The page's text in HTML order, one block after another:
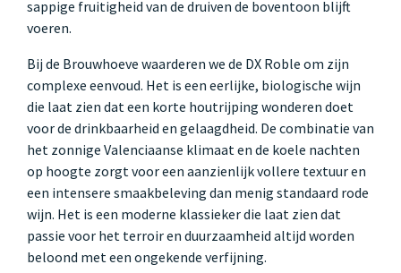
sappige fruitigheid van de druiven de boventoon blijft
voeren.
Bij de Brouwhoeve waarderen we de DX Roble om zijn
complexe eenvoud. Het is een eerlijke, biologische wijn
die laat zien dat een korte houtrijping wonderen doet
voor de drinkbaarheid en gelaagdheid. De combinatie van
het zonnige Valenciaanse klimaat en de koele nachten
op hoogte zorgt voor een aanzienlijk vollere textuur en
een intensere smaakbeleving dan menig standaard rode
wijn. Het is een moderne klassieker die laat zien dat
passie voor het terroir en duurzaamheid altijd worden
beloond met een ongekende verfijning.